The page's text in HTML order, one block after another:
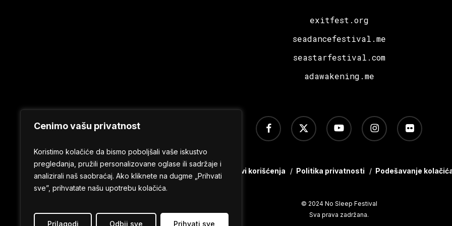
Cenimo vašu privatnost
Koristimo kolačiće da bismo poboljšali vaše iskustvo
pregledanja, pružili personalizovane oglase ili sadržaje i
analizirali naš saobraćaj. Ako kliknete na dugme „Prihvati
sve”, prihvatate našu upotrebu kolačića.
Prilagodi Odbij sve Prihvati sve
exitfest.org
seadancefestival.me
seastarfestival.com
adawakening.me
x-
twitter
facebook youtube instagram flickr
Uslovi korišćenja / Politika privatnosti / Podešavanje
© 2024 No Sleep Festival
Sva prava zadržana.